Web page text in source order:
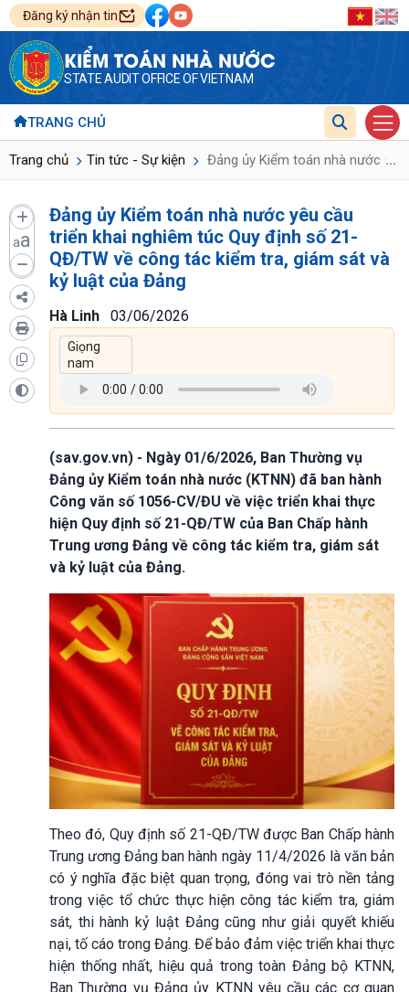
Đăng ký nhận tin
KIỂM TOÁN NHÀ NƯỚC
STATE AUDIT OFFICE OF VIETNAM
TRANG CHỦ
Trang chủ Tin tức - Sự kiện Đảng ủy Kiểm toán nhà nước ...
aa
Đảng ủy Kiểm toán nhà nước yêu cầu
triển khai nghiêm túc Quy định số 21-
QĐ/TW về công tác kiểm tra, giám sát và
kỷ luật của Đảng
Hà Linh 03/06/2026
(sav.gov.vn) - Ngày 01/6/2026, Ban Thường vụ
Đảng ủy Kiểm toán nhà nước (KTNN) đã ban hành
Công văn số 1056-CV/ĐU về việc triển khai thực
hiện Quy định số 21-QĐ/TW của Ban Chấp hành
Trung ương Đảng về công tác kiểm tra, giám sát
và kỷ luật của Đảng.
Theo đó, Quy định số 21-QĐ/TW được Ban Chấp hành
Trung ương Đảng ban hành ngày 11/4/2026 là văn bản
có ý nghĩa đặc biệt quan trọng, đóng vai trò nền tảng
trong việc tổ chức thực hiện công tác kiểm tra, giám
sát, thi hành kỷ luật Đảng cũng như giải quyết khiếu
nại, tố cáo trong Đảng. Để bảo đảm việc triển khai thực
hiện thống nhất, hiệu quả trong toàn Đảng bộ KTNN,
Ban Thường vụ Đảng ủy KTNN yêu cầu các cơ quan